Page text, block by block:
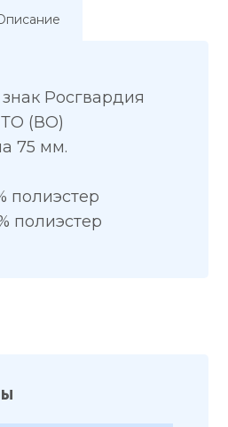
Росгвардия
(ВО)
75 мм.
полиэстер
полиэстер